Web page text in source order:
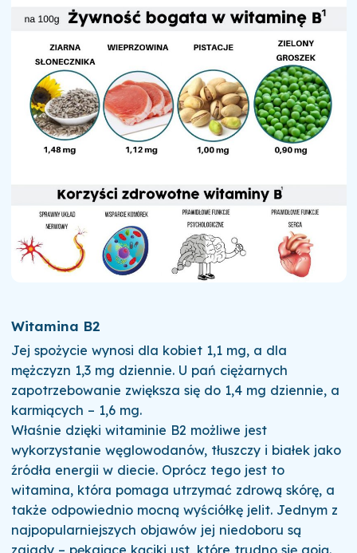
Witamina B2
Jej spożycie wynosi dla kobiet 1,1 mg, a dla
mężczyzn 1,3 mg dziennie. U pań ciężarnych
zapotrzebowanie zwiększa się do 1,4 mg dziennie, a
karmiących – 1,6 mg.
Właśnie dzięki witaminie B2 możliwe jest
wykorzystanie węglowodanów, tłuszczy i białek jako
źródła energii w diecie. Oprócz tego jest to
witamina, która pomaga utrzymać zdrową skórę, a
także odpowiednio mocną wyściółkę jelit. Jednym z
najpopularniejszych objawów jej niedoboru są
zajady – pękające kąciki ust, które trudno się goją.